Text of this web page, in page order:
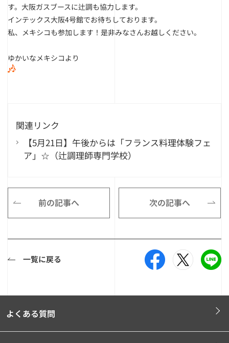
す。大阪ガスブースに辻調も協力します。
インテックス大阪4号館でお待ちしております。
私、メキシコも参加します！是非みなさんお越しください。
ゆかいなメキシコより
関連リンク
【5月21日】午後からは「フランス料理体験フェ
ア」☆（辻調理師専門学校）
前の記事へ 次の記事へ
一覧に戻る
よくある質問